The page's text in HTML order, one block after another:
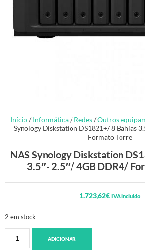
Início/ Informática/ Redes/Outros
Synology Diskstation DS1821+/ 8 Bahías
Formato Torre
NAS Synology Diskstation
3.5″- 2.5″/ 4GB DDR4/
1.723,62€ IVA incluido
2 em stock
ADICIONAR